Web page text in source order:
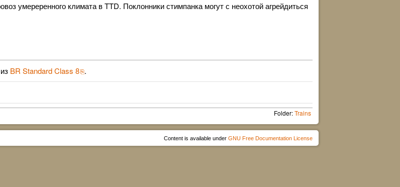
умереренного климата в TTD. Поклонники стимпанка могут с неохотой агрейдиться
BR Standard Class 8 .
Folder:Trains
Content is available under GNU Free Documentation License